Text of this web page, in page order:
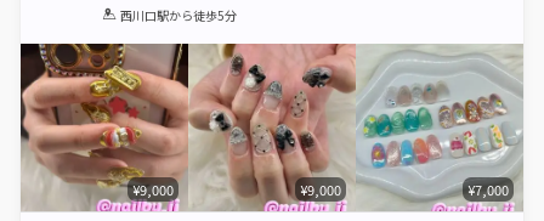
1 2 3 4 5
西川口駅から徒歩5分
¥9,000 ¥9,000 ¥7,000